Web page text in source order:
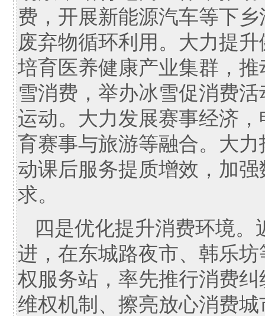
费，开展新能源汽车等下
废弃物循环利用。大力提
培育医养健康产业集群，
雪消费，举办冰雪促消费
运动。大力发展赛事经济
育赛事与旅游等融合。大
动课后服务提质增效，加
求。
四是优化提升消费环境
进，在东城路夜市、韩乐
权服务站，率先推行消费
维权机制、擦亮放心消费